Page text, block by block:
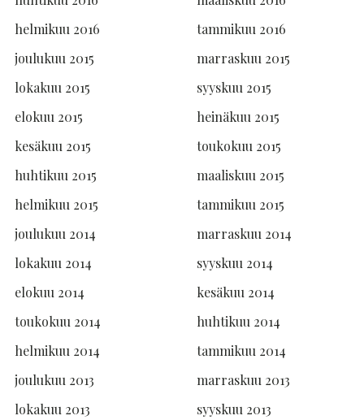
helmikuu 2016
tammikuu 2016
joulukuu 2015
marraskuu 2015
lokakuu 2015
syyskuu 2015
elokuu 2015
heinäkuu 2015
kesäkuu 2015
toukokuu 2015
huhtikuu 2015
maaliskuu 2015
helmikuu 2015
tammikuu 2015
joulukuu 2014
marraskuu 2014
lokakuu 2014
syyskuu 2014
elokuu 2014
kesäkuu 2014
toukokuu 2014
huhtikuu 2014
helmikuu 2014
tammikuu 2014
joulukuu 2013
marraskuu 2013
lokakuu 2013
syyskuu 2013